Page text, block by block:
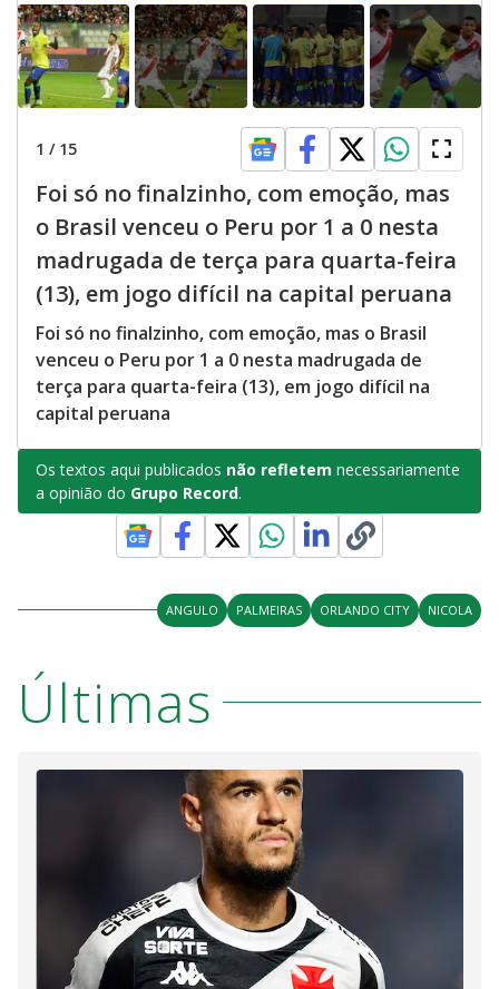
1 / 15
Foi só no finalzinho, com emoção, mas
o Brasil venceu o Peru por 1 a 0 nesta
madrugada de terça para quarta-feira
(13), em jogo difícil na capital peruana
Foi só no finalzinho, com emoção, mas o Brasil
venceu o Peru por 1 a 0 nesta madrugada de
terça para quarta-feira (13), em jogo difícil na
capital peruana
Os textos aqui publicados não refletem necessariamente
a opinião do Grupo Record.
ANGULO PALMEIRAS ORLANDO CITY NICOLA
Últimas